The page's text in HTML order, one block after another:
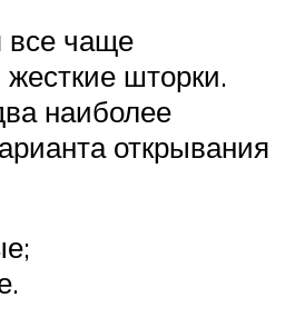
чаще
шторки.
наиболее
открывания